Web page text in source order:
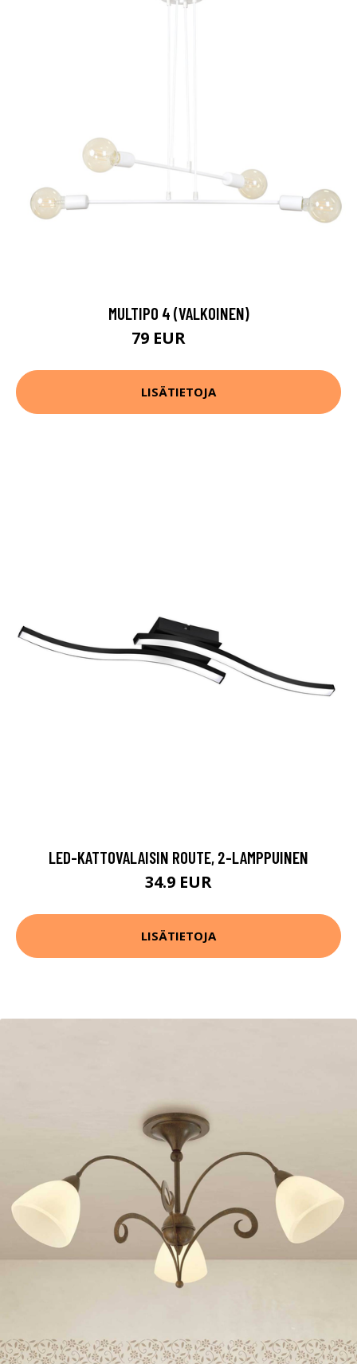
MULTIPO 4 (VALKOINEN)
79 EUR
LISÄTIETOJA
LED-KATTOVALAISIN ROUTE, 2-LAMPPUINEN
34.9 EUR
LISÄTIETOJA